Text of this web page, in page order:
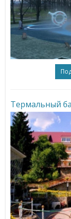
Термальный